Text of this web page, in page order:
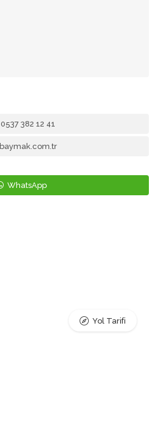
0537 382 12 41
baymak.com.tr
WhatsApp
Yol Tarifi